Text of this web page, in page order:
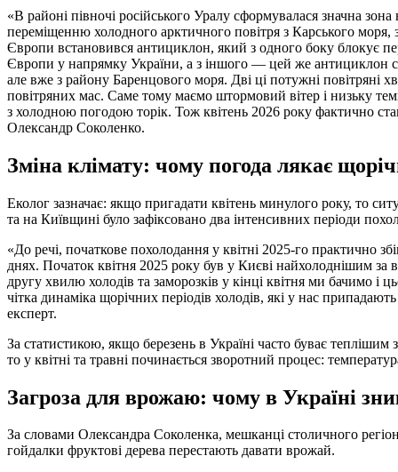
«В районі півночі російського Уралу сформувалася значна
переміщенню холодного арктичного повітря з Карського
Європи встановився антициклон, який з одного боку блокує
Європи у напрямку України, а з іншого — цей же антициклон
але вже з району Баренцового моря. Дві ці потужні повітряні
повітряних мас. Саме тому маємо штормовий вітер і низьку
з холодною погодою торік. Тож квітень 2026 року фактично
Олександр Соколенко.
Зміна клімату: чому погода лякає
Еколог зазначає: якщо пригадати квітень минулого року, то
та на Київщині було зафіксовано два інтенсивних періоди
«До речі, початкове похолодання у квітні 2025-го практично
днях. Початок квітня 2025 року був у Києві найхолоднішим за
другу хвилю холодів та заморозків у кінці квітня ми бачимо і
чітка динаміка щорічних періодів холодів, які у нас
експерт.
За статистикою, якщо березень в Україні часто буває
то у квітні та травні починається зворотний процес:
Загроза для врожаю: чому в Україні
За словами Олександра Соколенка, мешканці столичного
гойдалки фруктові дерева перестають давати врожай.